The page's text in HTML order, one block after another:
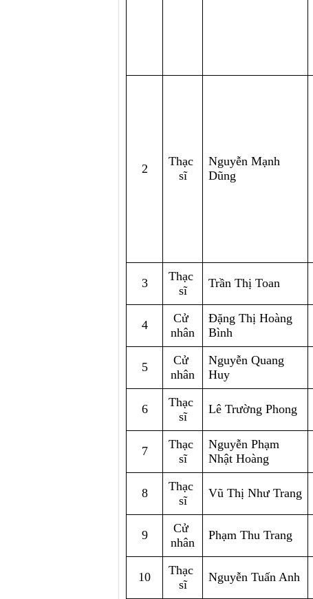
2
Thạc
sĩ
Nguyễn Mạnh
Dũng
3
Thạc
sĩ
Trần Thị Toan
4
Cử
nhân
Đặng Thị Hoàng
Bình
5
Cử
nhân
Nguyễn Quang
Huy
6
Thạc
sĩ
Lê Trường Phong
7
Thạc
sĩ
Nguyễn Phạm
Nhật Hoàng
8
Thạc
sĩ
Vũ Thị Như Trang
9
Cử
nhân
Phạm Thu Trang
10
Thạc
sĩ
Nguyễn Tuấn Anh